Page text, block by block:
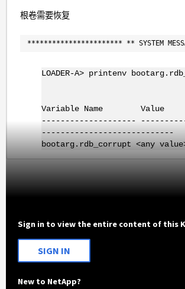
根卷需要恢复
*********************** ** SYSTEM
LOADER-A> printenv
Variable Name Value
--------------------
----------------------------
bootarg.rdb_corrupt <any
Sign in to view the entire content of this
SIGN IN
New to NetApp?